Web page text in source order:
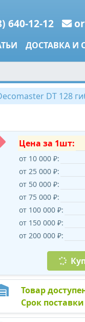
640-12-12
ДОСТАВКА И
DT 128
Цена за 1шт:
от 10 000 ₽:
от 25 000 ₽:
от 50 000 ₽:
от 75 000 ₽:
от 100 000 ₽:
от 150 000 ₽:
от 200 000 ₽:
Товар
Срок